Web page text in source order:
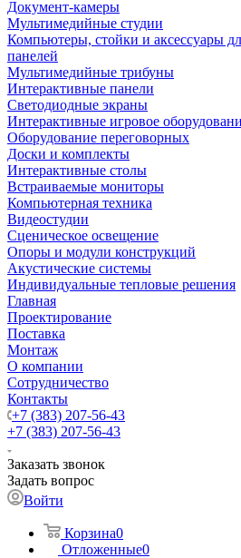
Документ-камеры
Мультимедийные студии
Компьютеры, стойки и аксессуары
панелей
Мультимедийные трибуны
Интерактивные панели
Светодиодные экраны
Интерактивные игровое
Оборудование переговорных
Доски и комплекты
Интерактивные столы
Встраиваемые мониторы
Компьютерная техника
Видеостудии
Cценическое освещение
Опоры и модули конструкций
Акустические системы
Индивидуальные тепловые решения
Главная
Проектирование
Поставка
Монтаж
О компании
Сотрудничество
Контакты
+7 (383) 207-56-43
+7 (383) 207-56-43
Заказать звонок
Задать вопрос
Войти
Корзина0
Отложенные0